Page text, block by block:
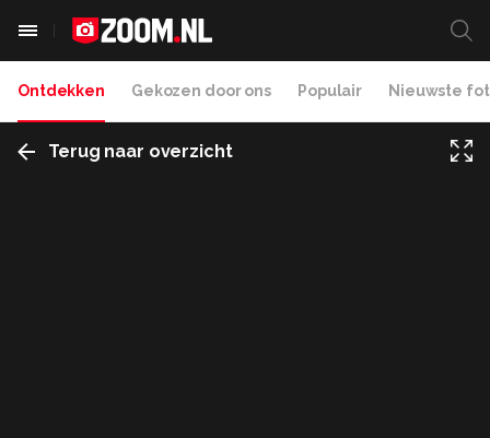
Ontdekken Gekozen door ons Populair Nieuwste
Terug naar overzicht